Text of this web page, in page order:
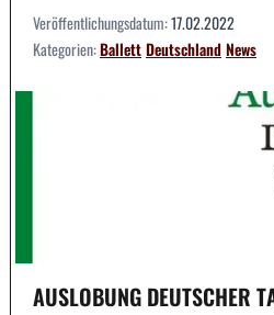
Veröffentlichungsdatum:17.02.2022
Kategorien:BallettDeutschlandNews
AUSLOBUNG DEUTSCHER